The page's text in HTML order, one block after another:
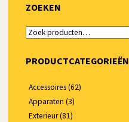
ZOEKEN
Zoeken
PRODUCTCATEGORIEËN
Accessoires (62)
Apparaten (3)
Exterieur(81)